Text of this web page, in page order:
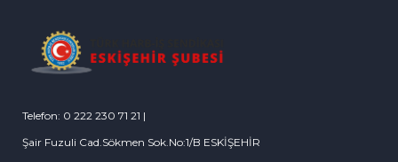
Telefon: 0 222 230 71 21 |
Şair Fuzuli Cad.Sökmen Sok.No:1/B ESKİŞEHİR